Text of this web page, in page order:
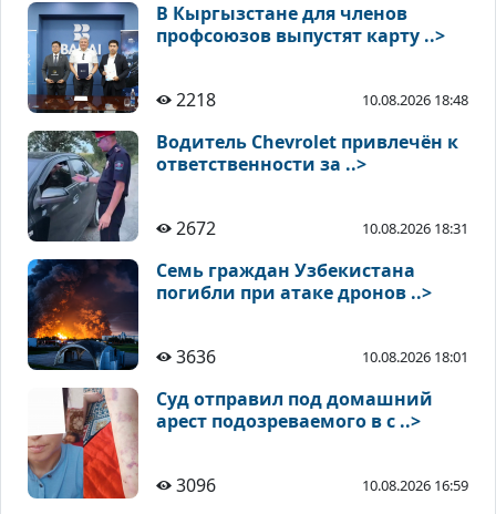
В Кыргызстане для членов
профсоюзов выпустят карту ..>
2218 10.08.2026 18:48
Водитель Chevrolet привлечён к
ответственности за ..>
2672 10.08.2026 18:31
Семь граждан Узбекистана
погибли при атаке дронов ..>
3636 10.08.2026 18:01
Суд отправил под домашний
арест подозреваемого в с ..>
3096 10.08.2026 16:59